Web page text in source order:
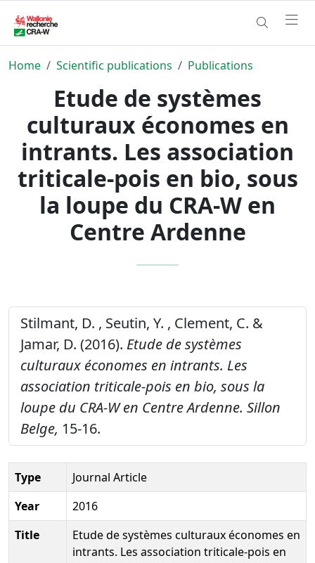
Home Scientific publications Publications
Etude de systèmes
culturaux économes en
intrants. Les association
triticale-pois en bio, sous
la loupe du CRA-W en
Centre Ardenne
Stilmant, D. , Seutin, Y. , Clement, C. &
Jamar, D. (2016). Etude de systèmes
culturaux économes en intrants. Les
association triticale-pois en bio, sous la
loupe du CRA-W en Centre Ardenne. Sillon
Belge, 15-16.
Type
Journal Article
Year
2016
Title
Etude de systèmes culturaux économes en
intrants. Les association triticale-pois en